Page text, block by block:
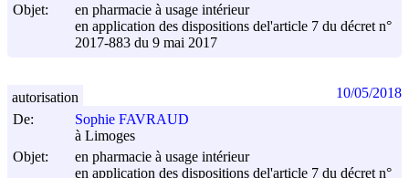
Objet:
en pharmacie à usage intérieur
en application des dispositions del'article 7 du décret n°
2017-883 du 9 mai 2017
De:
Sophie FAVRAUD
à Limoges
Objet:
en pharmacie à usage intérieur
en application des dispositions del'article 7 du décret n°
autorisation 10/05/2018